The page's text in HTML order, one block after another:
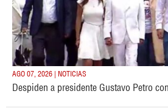
AGO 07, 2026 | NOTICIAS
Despiden a presidente Gustavo Petro